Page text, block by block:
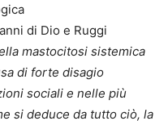
di Dio e Ruggi
mastocitosi sistemica
di forte disagio
sociali e nelle più
si deduce da tutto ciò, la